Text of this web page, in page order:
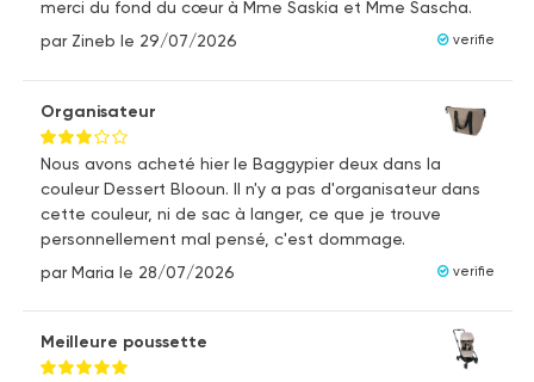
merci du fond du cœur à Mme Saskia et Mme Sascha.
par Zineb le 29/07/2026 verifie
Organisateur
Nous avons acheté hier le Baggypier deux dans la
couleur Dessert Blooun. Il n'y a pas d'organisateur dans
cette couleur, ni de sac à langer, ce que je trouve
personnellement mal pensé, c'est dommage.
par Maria le 28/07/2026 verifie
Meilleure poussette